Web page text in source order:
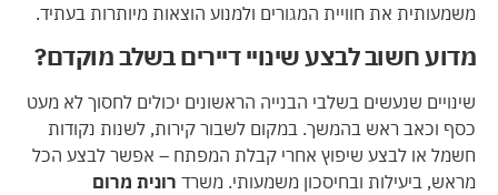
משמעותית את חוויית המגורים ולמנוע הוצאות מיותרות בעתיד.
מדוע חשוב לבצע שינויי דיירים בשלב מוקדם?
שינויים שנעשים בשלבי הבנייה הראשונים יכולים לחסוך לא מעט
כסף וכאב ראש בהמשך. במקום לשבור קירות, לשנות נקודות
חשמל או לבצע שיפוץ אחרי קבלת המפתח – אפשר לבצע הכל
מראש, ביעילות ובחיסכון משמעותי. משרד רונית מרום